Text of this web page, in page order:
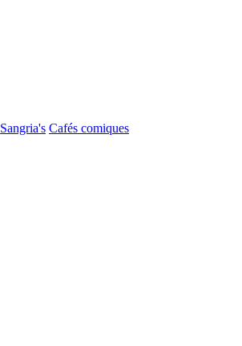
Sangria's Cafés comiques